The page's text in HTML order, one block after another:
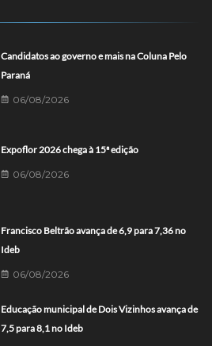
Candidatos ao governo e mais na Coluna Pelo
Paraná
06/08/2026
Expoflor 2026 chega à 15ª edição
06/08/2026
Francisco Beltrão avança de 6,9 para 7,36 no
Ideb
06/08/2026
Educação municipal de Dois Vizinhos avança de
7,5 para 8,1 no Ideb